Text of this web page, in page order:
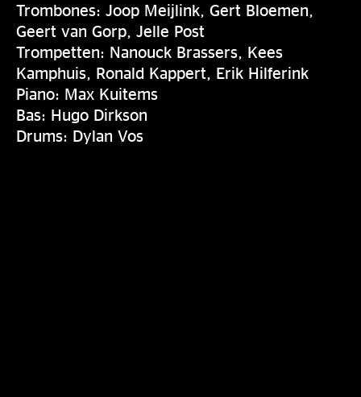
Trombones: Joop Meijlink, Gert Bloemen,
Geert van Gorp, Jelle Post
Trompetten: Nanouck Brassers, Kees
Kamphuis, Ronald Kappert, Erik Hilferink
Piano: Max Kuitems
Bas: Hugo Dirkson
Drums: Dylan Vos